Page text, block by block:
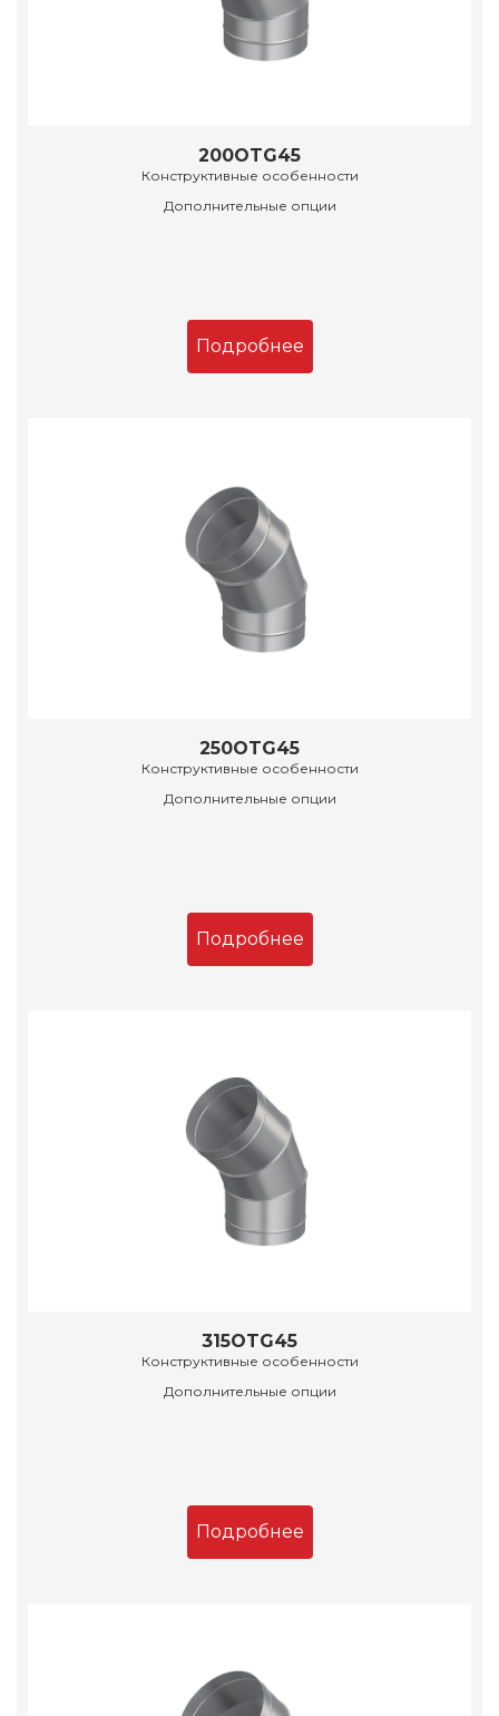
200OTG45
Конструктивные особенности
Дополнительные опции
Подробнее
250OTG45
Конструктивные особенности
Дополнительные опции
Подробнее
315OTG45
Конструктивные особенности
Дополнительные опции
Подробнее